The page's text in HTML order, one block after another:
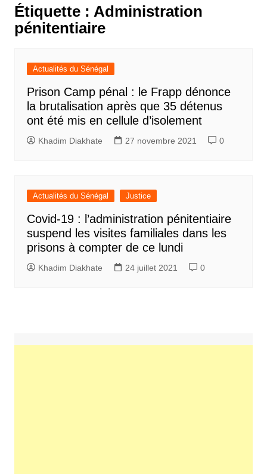
Étiquette : Administration
pénitentiaire
Actualités du Sénégal
Prison Camp pénal : le Frapp dénonce
la brutalisation après que 35 détenus
ont été mis en cellule d’isolement
Khadim Diakhate 27 novembre 2021 0
Actualités du Sénégal Justice
Covid-19 : l’administration pénitentiaire
suspend les visites familiales dans les
prisons à compter de ce lundi
Khadim Diakhate 24 juillet 2021 0